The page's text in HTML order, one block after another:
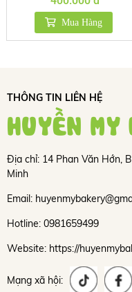
Mua Hàng
THÔNG TIN LIÊN HỆ
HUYỀN MY
Địa chỉ: 14 Phan Văn Hớn,
Minh
Email:
Hotline: 0981659499
Website: https://
Mạng xã hội: